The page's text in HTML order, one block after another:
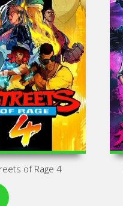
of Rage 4